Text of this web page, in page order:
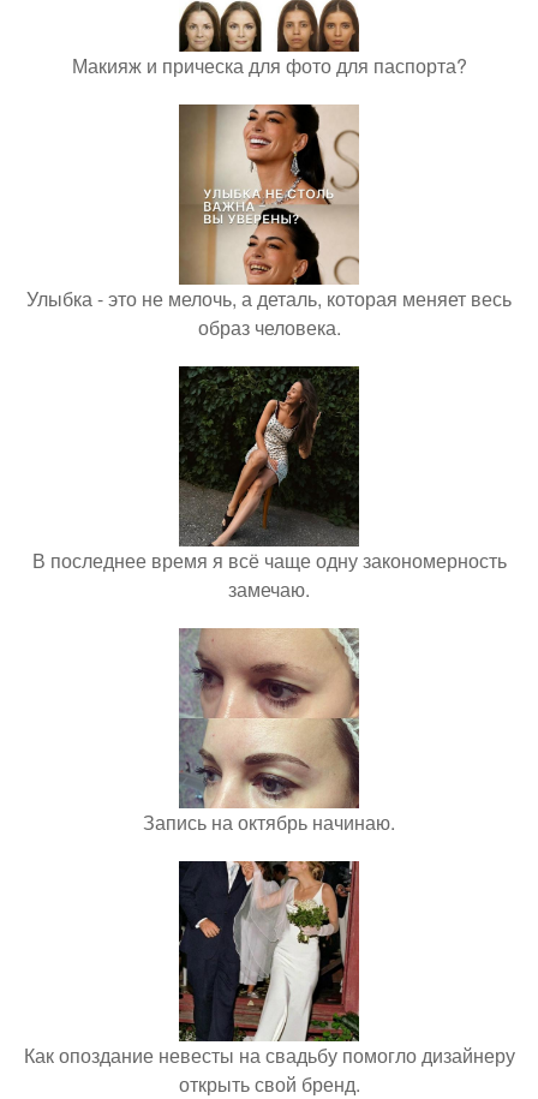
Макияж и прическа для фото для паспорта?
Улыбка - это не мелочь, а деталь, которая меняет весь
образ человека.
В последнее время я всё чаще одну закономерность
замечаю.
Запись на октябрь начинаю.
Как опоздание невесты на свадьбу помогло дизайнеру
открыть свой бренд.